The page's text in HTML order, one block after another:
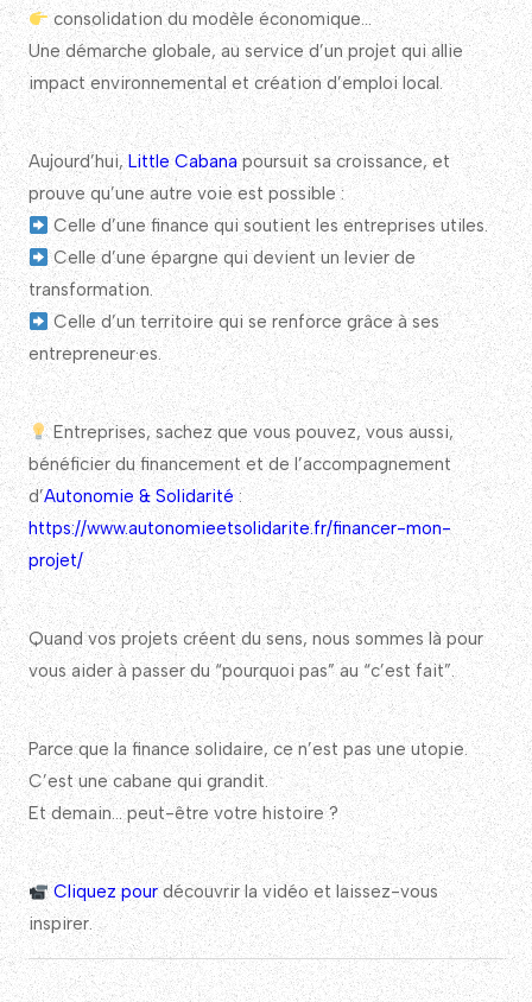
consolidation du modèle économique…
Une démarche globale, au service d’un projet qui allie
impact environnemental et création d’emploi local.
Aujourd’hui,Little Cabanapoursuit sa croissance, et
prouve qu’une autre voie est possible :
Celle d’une finance qui soutient les entreprises utiles.
Celle d’une épargne qui devient un levier de
transformation.
Celle d’un territoire qui se renforce grâce à ses
entrepreneur·es.
Entreprises, sachez que vous pouvez, vous aussi,
bénéficier du financement et de l’accompagnement
d’Autonomie & Solidarité:
https://www.autonomieetsolidarite.fr/financer-mon-
projet/
Quand vos projets créent du sens, nous sommes là pour
vous aider à passer du “pourquoi pas” au “c’est fait”.
Parce que la finance solidaire, ce n’est pas une utopie.
C’est une cabane qui grandit.
Et demain… peut-être votre histoire ?
Cliquez pourdécouvrir la vidéo et laissez-vous
inspirer.